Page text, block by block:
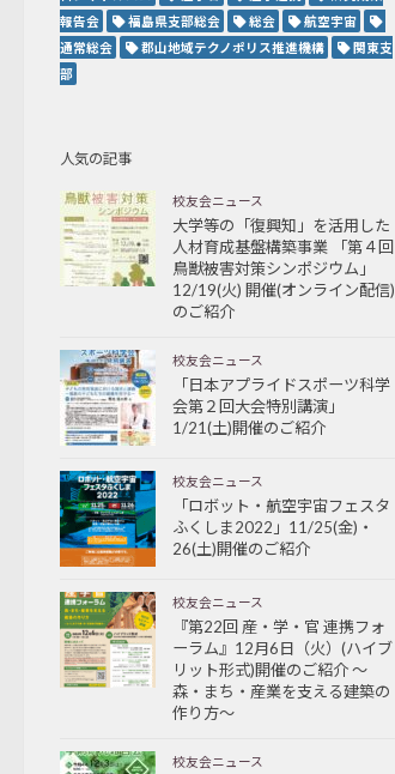
報告会
福島県支部総会 総会
航空宇宙
通常総会
郡山地域テクノポリス推進機構
関東支
部
人気の記事
校友会ニュース
大学等の「復興知」を活用した
人材育成基盤構築事業 「第４回
鳥獣被害対策シンポジウム」
12/19(火) 開催(オンライン配信)
のご紹介
校友会ニュース
「日本アプライドスポーツ科学
会第２回大会特別講演」
1/21(土)開催のご紹介
校友会ニュース
「ロボット・航空宇宙フェスタ
ふくしま2022」11/25(金)・
26(土)開催のご紹介
校友会ニュース
『第22回 産・学・官 連携フォ
ーラム』12月6日（火）(ハイブ
リット形式)開催のご紹介 ～
森・まち・産業を支える建築の
作り方～
校友会ニュース